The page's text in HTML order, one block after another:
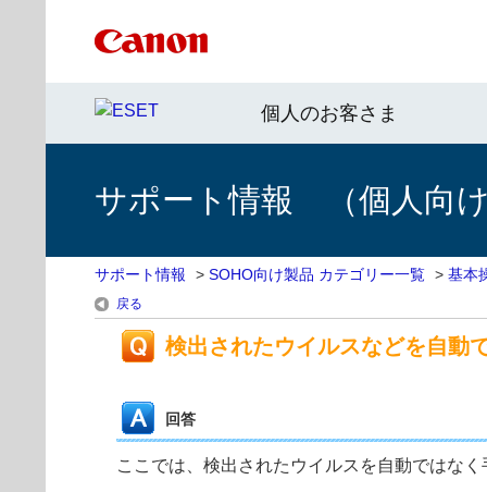
個人のお客さま
サポート情報 （個人向
サポート情報 > SOHO向け製品 カテゴリー一覧 > 基本
戻る
検出されたウイルスなどを自動
回答
ここでは、検出されたウイルスを自動ではな